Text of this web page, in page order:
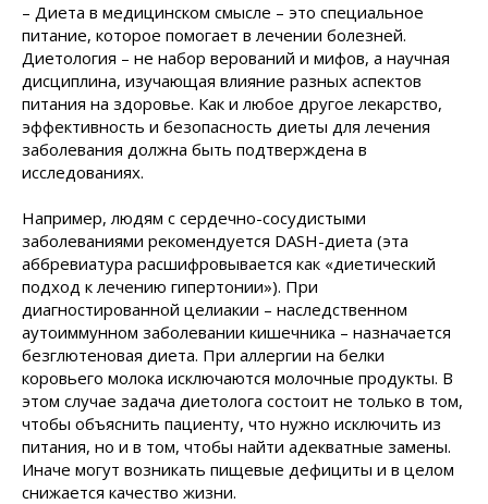
– Диета в медицинском смысле – это специальное
питание, которое помогает в лечении болезней.
Диетология – не набор верований и мифов, а научная
дисциплина, изучающая влияние разных аспектов
питания на здоровье. Как и любое другое лекарство,
эффективность и безопасность диеты для лечения
заболевания должна быть подтверждена в
исследованиях.
Например, людям с сердечно-сосудистыми
заболеваниями рекомендуется DASH-диета (эта
аббревиатура расшифровывается как «диетический
подход к лечению гипертонии»). При
диагностированной целиакии – наследственном
аутоиммунном заболевании кишечника – назначается
безглютеновая диета. При аллергии на белки
коровьего молока исключаются молочные продукты. В
этом случае задача диетолога состоит не только в том,
чтобы объяснить пациенту, что нужно исключить из
питания, но и в том, чтобы найти адекватные замены.
Иначе могут возникать пищевые дефициты и в целом
снижается качество жизни.